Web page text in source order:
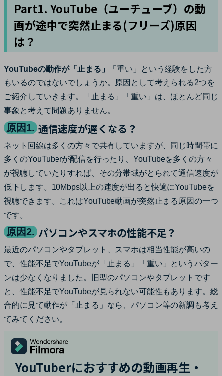
Part1. YouTube（ユーチューブ）の動
画が途中で突然止まる(フリーズ)原因
は？
YouTubeの動作が「止まる」
「重い」という経験をした方
もいるのではないでしょうか。原因として考えられる2つを
ご紹介していきます。「止まる」「重い」は、ほとんど同じ
事象と考えて問題ありません。
原因1. 通信速度が遅くなる？
ネット回線は多くの方々で共有していますが、同じ時間帯に
多くのYouTuberが配信を行ったり、YouTubeを多くの方々
が視聴していたりすれば、その分帯域がとられて通信速度が
低下します。10Mbps以上の速度が出ると快適にYouTubeを
視聴できます。これはYouTube動画が突然止まる原因の一つ
です。
原因2. パソコンやスマホの性能不足？
最近のパソコンやタブレット、スマホは相当性能が高いの
で、性能不足でYouTubeが「止まる」「重い」というパター
ンは少なくなりました。旧型のパソコンやタブレットです
と、性能不足でYouTubeが見られない可能性もあります。総
合的に見て動作が「止まる」なら、パソコン等の新調も考え
てみてください。
YouTuberにおすすめの動画再生・